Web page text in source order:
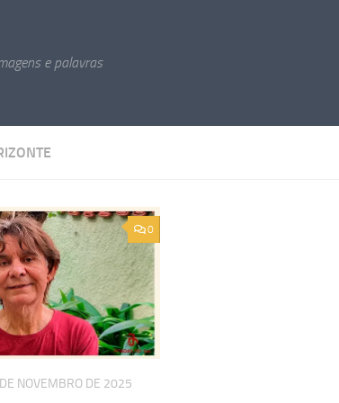
e palavras
0
NOVEMBRO DE 2025